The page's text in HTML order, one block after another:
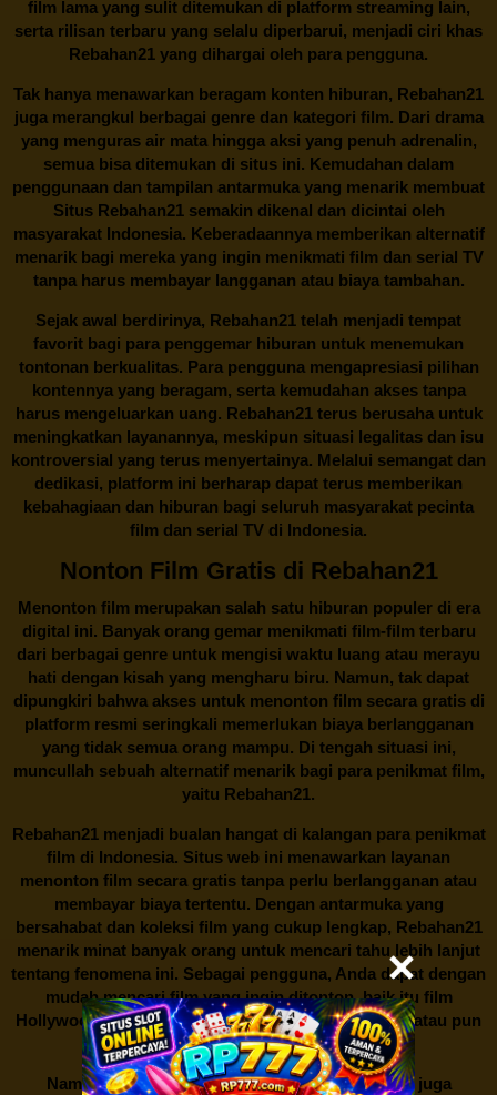
film lama yang sulit ditemukan di platform streaming lain,
serta rilisan terbaru yang selalu diperbarui, menjadi ciri khas
Rebahan21 yang dihargai oleh para pengguna.
Tak hanya menawarkan beragam konten hiburan, Rebahan21
juga merangkul berbagai genre dan kategori film. Dari drama
yang menguras air mata hingga aksi yang penuh adrenalin,
semua bisa ditemukan di situs ini. Kemudahan dalam
penggunaan dan tampilan antarmuka yang menarik membuat
Situs Rebahan21semakin dikenal dan dicintai oleh
masyarakat Indonesia. Keberadaannya memberikan alternatif
menarik bagi mereka yang ingin menikmati film dan serial TV
tanpa harus membayar langganan atau biaya tambahan.
Sejak awal berdirinya, Rebahan21 telah menjadi tempat
favorit bagi para penggemar hiburan untuk menemukan
tontonan berkualitas. Para pengguna mengapresiasi pilihan
kontennya yang beragam, serta kemudahan akses tanpa
harus mengeluarkan uang. Rebahan21terus berusaha untuk
meningkatkan layanannya, meskipun situasi legalitas dan isu
kontroversial yang terus menyertainya. Melalui semangat dan
dedikasi, platform ini berharap dapat terus memberikan
kebahagiaan dan hiburan bagi seluruh masyarakat pecinta
film dan serial TV di Indonesia.
Nonton Film Gratis di Rebahan21
Menonton film merupakan salah satu hiburan populer di era
digital ini. Banyak orang gemar menikmati film-film terbaru
dari berbagai genre untuk mengisi waktu luang atau merayu
hati dengan kisah yang mengharu biru. Namun, tak dapat
dipungkiri bahwa akses untuk menonton film secara gratis di
platform resmi seringkali memerlukan biaya berlangganan
yang tidak semua orang mampu. Di tengah situasi ini,
muncullah sebuah alternatif menarik bagi para penikmat film,
yaitu Rebahan21.
Rebahan21menjadi bualan hangat di kalangan para penikmat
film di Indonesia. Situs web ini menawarkan layanan
menonton film secara gratis tanpa perlu berlangganan atau
membayar biaya tertentu. Dengan antarmuka yang
bersahabat dan koleksi film yang cukup lengkap, Rebahan21
menarik minat banyak orang untuk mencari tahu lebih lanjut
tentang fenomena ini. Sebagai pengguna, Anda dapat dengan
mudah mencari film yang ingin ditonton, baik itu film
Hollywood terbaru, drama Korea yang sedang hits, atau pun
produksi film lokal dengan kualitas terbaik.
Namun, seperti halnya cerita manis,Rebahan21juga